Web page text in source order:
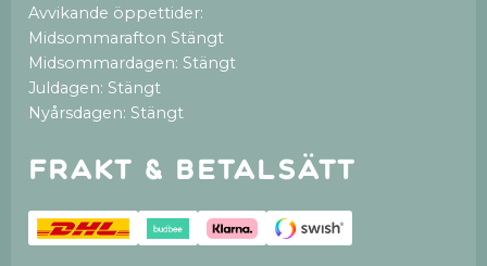
Avvikande öppettider:
Midsommarafton Stängt
Midsommardagen: Stängt
Juldagen: Stängt
Nyårsdagen: Stängt
Frakt & betalsätt